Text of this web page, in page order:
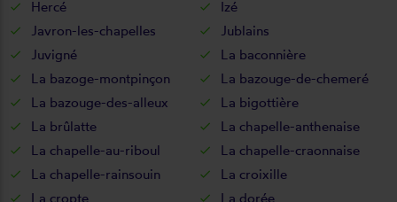
Hercé
Izé
Javron-les-chapelles
Jublains
Juvigné
La baconnière
La bazoge-montpinçon
La bazouge-de-chemeré
La bazouge-des-alleux
La bigottière
La brûlatte
La chapelle-anthenaise
La chapelle-au-riboul
La chapelle-craonnaise
La chapelle-rainsouin
La croixille
La cropte
La dorée